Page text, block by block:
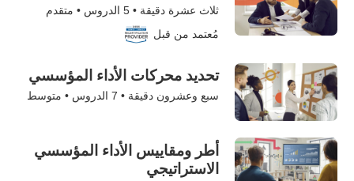
ثلاث عشرة دقيقة •5 الدروس • متقدم
مُعتمد من قبل
تحديد محركات الأداء المؤسسي
سبع وعشرون دقيقة • 7 الدروس • متوسط
أطر ومقاييس الأداء المؤسسي
الاستراتيجي